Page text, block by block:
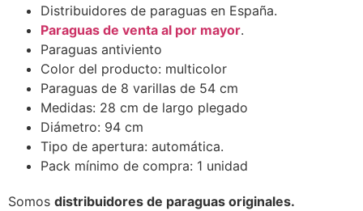
Distribuidores de paraguas en España.
Paraguas de venta al por mayor.
Paraguas antiviento
Color del producto: multicolor
Paraguas de 8 varillas de 54 cm
Medidas: 28 cm de largo plegado
Diámetro: 94 cm
Tipo de apertura: automática.
Pack mínimo de compra: 1 unidad
Somos distribuidores de paraguas originales.